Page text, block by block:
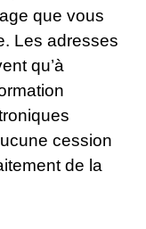
que vous
Les adresses
qu’à
cession
de la